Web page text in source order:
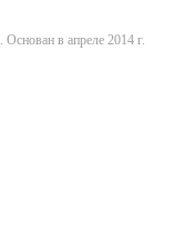
в апреле 2014 г.